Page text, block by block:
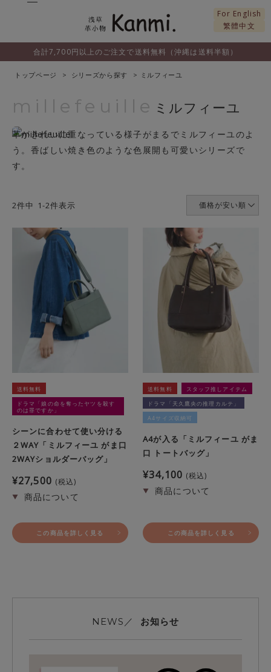
For English
繁體中文
合計7,700円以上のご注文で送料無料（沖縄は送料半額）
トップページ シリーズから探す ミルフィーユ
millefeuille ミルフィーユ
革がきれいに重なっている様子がまるでミルフィーユのよ
う。香ばしい焼き色のような色展開も可愛いシリーズで
す。
価格が安い順
2件中 1-2件表示
送料無料
ドラマ「娘の命を奪ったヤツを殺す
のは罪ですか」
シーンに合わせて使い分ける
２WAY「ミルフィーユ がま口
2WAYショルダーバッグ」
¥27,500 税込
この商品を詳しく見る
送料無料
スタッフ推しアイテム
ドラマ「天久鷹央の推理カルテ」
A4サイズ収納可
A4が入る「ミルフィーユ がま
口 トートバッグ」
¥34,100 税込
この商品を詳しく見る
NEWS／ お知らせ